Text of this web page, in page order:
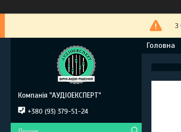
З
Головна
Компанія "АУДІОЕКСПЕРТ"
+380 (93) 379-51-24